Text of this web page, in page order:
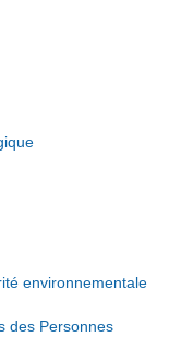
environnementale
des Personnes